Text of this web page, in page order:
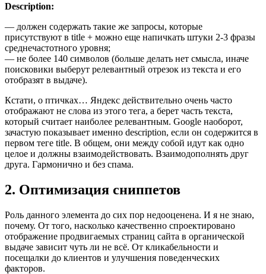
Description:
— должен содержать такие же запросы, которые
присутствуют в title + можно еще напичкать штуки 2-3 фразы
среднечастотного уровня;
— не более 140 символов (больше делать нет смысла, иначе
поисковики выберут релевантный отрезок из текста и его
отобразят в выдаче).
Кстати, о птичках… Яндекс действительно очень часто
отображают не слова из этого тега, а берет часть текста,
который считает наиболее релевантным. Google наоборот,
зачастую показывает именно description, если он содержится в
первом теге title. В общем, они между собой идут как одно
целое и должны взаимодействовать. Взаимодополнять друг
друга. Гармонично и без спама.
2. Оптимизация сниппетов
Роль данного элемента до сих пор недооценена. И я не знаю,
почему. От того, насколько качественно спроектировано
отображение продвигаемых страниц сайта в органической
выдаче зависит чуть ли не всё. От кликабельности и
посещалки до клиентов и улучшения поведенческих
факторов.